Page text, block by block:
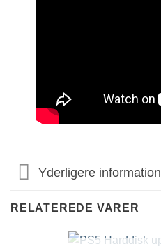
Yderligere information
RELATEREDE VARER